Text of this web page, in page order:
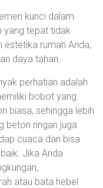
kunci dalam
yang tepat tidak
estetika rumah Anda,
daya tahan.
perhatian adalah
bobot yang
biasa, sehingga lebih
beton ringan juga
cuaca dan bisa
Jika Anda
atau bata hebel